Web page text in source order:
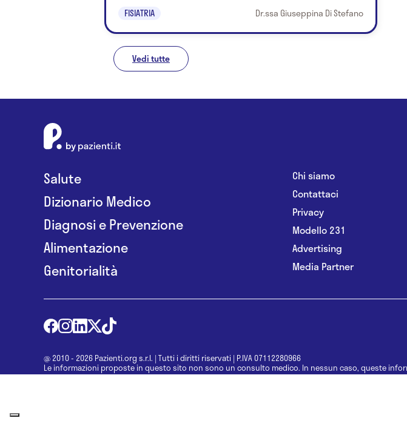
FISIATRIA Dr.ssa Giuseppina Di Stefano
Vedi tutte
Salute
Dizionario Medico
Diagnosi e Prevenzione
Alimentazione
Genitorialità
Chi siamo
Contattaci
Privacy
Modello 231
Advertising
Media Partner
@ 2010 - 2026 Pazienti.org s.r.l. | Tutti i diritti riservati | P.IVA 07112280966
Le informazioni proposte in questo sito non sono un consulto medico. In nessun caso, queste
una diagnosi formulata dal medico. Non si devono considerare le informazioni disponibili come